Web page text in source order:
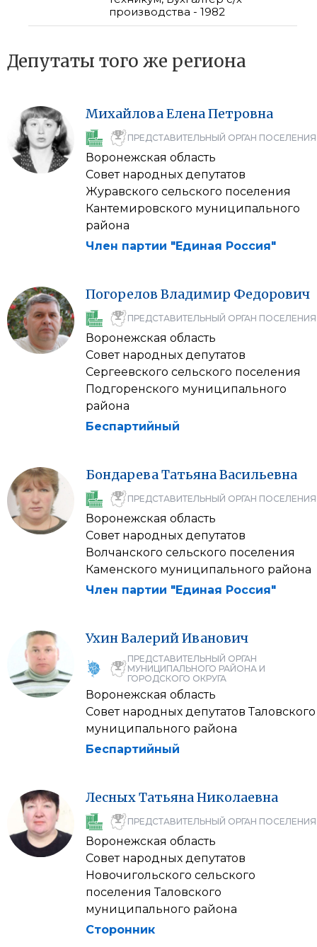
производства - 1982
Депутаты того же региона
МихайловаЕленаПетровна
ПРЕДСТАВИТЕЛЬНЫЙ ОРГАН ПОСЕЛЕНИЯ
Воронежская область
Совет народных депутатов
Журавского сельского поселения
Кантемировского муниципального
района
Член партии "Единая Россия"
Погорелов Владимир Федорович
ПРЕДСТАВИТЕЛЬНЫЙ ОРГАН ПОСЕЛЕНИЯ
Воронежская область
Совет народных депутатов
Сергеевского сельского поселения
Подгоренского муниципального
района
Беспартийный
БондареваТатьянаВасильевна
ПРЕДСТАВИТЕЛЬНЫЙ ОРГАН ПОСЕЛЕНИЯ
Воронежская область
Совет народных депутатов
Волчанского сельского поселения
Каменского муниципального района
Член партии "Единая Россия"
УхинВалерийИванович
ПРЕДСТАВИТЕЛЬНЫЙ ОРГАН
МУНИЦИПАЛЬНОГО РАЙОНА И
ГОРОДСКОГО ОКРУГА
Воронежская область
Совет народных депутатов Таловского
муниципального района
Беспартийный
ЛесныхТатьянаНиколаевна
ПРЕДСТАВИТЕЛЬНЫЙ ОРГАН ПОСЕЛЕНИЯ
Воронежская область
Совет народных депутатов
Новочигольского сельского
поселения Таловского
муниципального района
Сторонник